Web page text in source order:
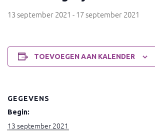
13 september 2021 -17 september 2021
TOEVOEGEN AAN KALENDER
GEGEVENS
Begin:
13 september 2021